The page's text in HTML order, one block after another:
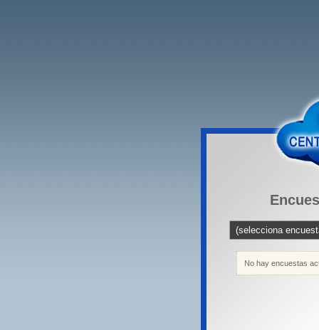
No hay encuestas